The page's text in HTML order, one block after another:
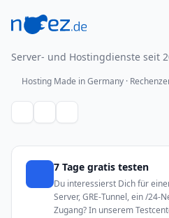
Server- und Hostingdienste seit
Hosting Made in Germany ·
7 Tage gratis testen
Du interessierst Dich für
Server, GRE-Tunnel, ein /24-
Zugang? In unserem